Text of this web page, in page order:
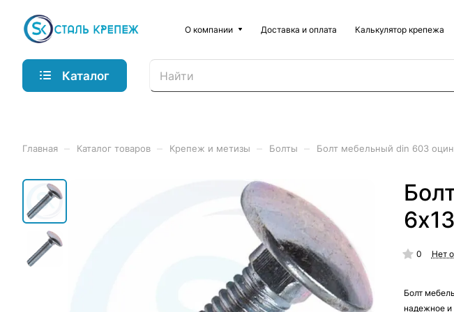
О компании Доставка и оплата Калькулятор крепежа
Каталог
Главная Каталог товаров Крепеж и метизы Болты Болт мебельный din 603
0 Нет
Болт
надежное и